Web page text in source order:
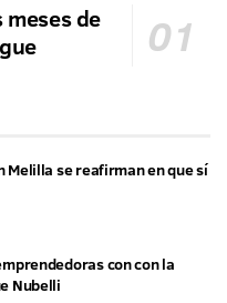
de
se reafirman en que sí
con con la
Nubelli